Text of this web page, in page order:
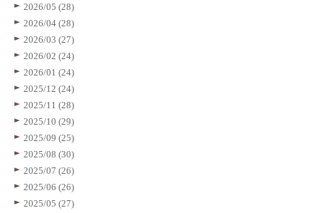
2026/05 (28)
2026/04 (28)
2026/03 (27)
2026/02 (24)
2026/01 (24)
2025/12 (24)
2025/11 (28)
2025/10 (29)
2025/09 (25)
2025/08 (30)
2025/07 (26)
2025/06 (26)
2025/05 (27)